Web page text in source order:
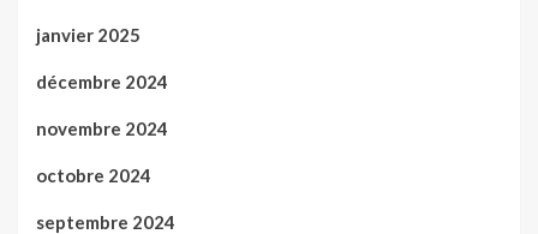
janvier 2025
décembre 2024
novembre 2024
octobre 2024
septembre 2024